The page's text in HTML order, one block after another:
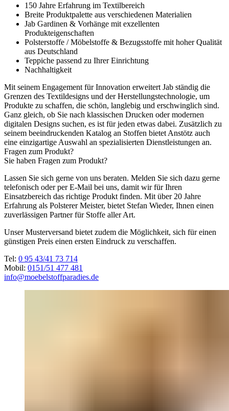
150 Jahre Erfahrung im Textilbereich
Breite Produktpalette aus verschiedenen Materialien
Jab Gardinen & Vorhänge mit exzellenten
Produkteigenschaften
Polsterstoffe / Möbelstoffe & Bezugsstoffe mit hoher Qualität
aus Deutschland
Teppiche passend zu Ihrer Einrichtung
Nachhaltigkeit
Mit seinem Engagement für Innovation erweitert Jab ständig die
Grenzen des Textildesigns und der Herstellungstechnologie, um
Produkte zu schaffen, die schön, langlebig und erschwinglich sind.
Ganz gleich, ob Sie nach klassischen Drucken oder modernen
digitalen Designs suchen, es ist für jeden etwas dabei. Zusätzlich zu
seinem beeindruckenden Katalog an Stoffen bietet Anstötz auch
eine einzigartige Auswahl an spezialisierten Dienstleistungen an.
Fragen zum Produkt?
Sie haben Fragen zum Produkt?
Lassen Sie sich gerne von uns beraten. Melden Sie sich dazu gerne
telefonisch oder per E-Mail bei uns, damit wir für Ihren
Einsatzbereich das richtige Produkt finden. Mit über 20 Jahre
Erfahrung als Polsterer Meister, bietet Stefan Wieder, Ihnen einen
zuverlässigen Partner für Stoffe aller Art.
Unser Musterversand bietet zudem die Möglichkeit, sich für einen
günstigen Preis einen ersten Eindruck zu verschaffen.
Tel: 0 95 43/41 73 714
Mobil: 0151/51 477 481
info@moebelstoffparadies.de